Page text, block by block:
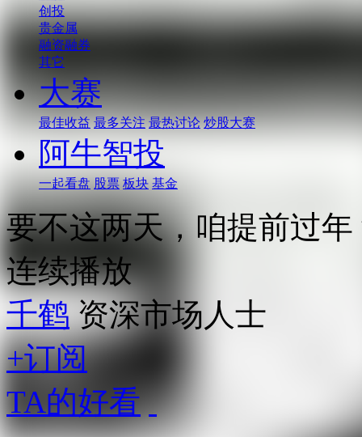
创投
贵金属
融资融券
其它
大赛
最佳收益 最多关注 最热讨论 炒股大赛
阿牛智投
一起看盘 股票 板块 基金
要不这两天，咱提前过年
连续播放
千鹤 资深市场人士
+订阅
TA的好看